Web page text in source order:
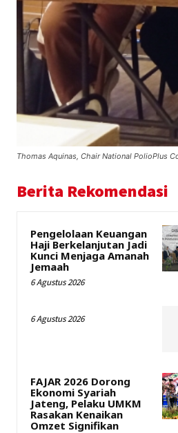
Thomas Aquinas, Chair National PolioPlus
Berita Rekomendasi
Pengelolaan Keuangan
Haji Berkelanjutan Jadi
Kunci Menjaga Amanah
Jemaah
6 Agustus 2026
6 Agustus 2026
FAJAR 2026 Dorong
Ekonomi Syariah
Jateng, Pelaku UMKM
Rasakan Kenaikan
Omzet Signifikan